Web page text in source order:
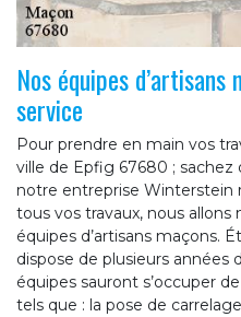
Nos équipes
service
Pour prendre en main vos
ville de Epfig 67680 ;
notre entreprise Winterstein
tous vos travaux, nous
équipes d’artisans maçons.
dispose de plusieurs années
équipes sauront s’occuper
tels que : la pose de